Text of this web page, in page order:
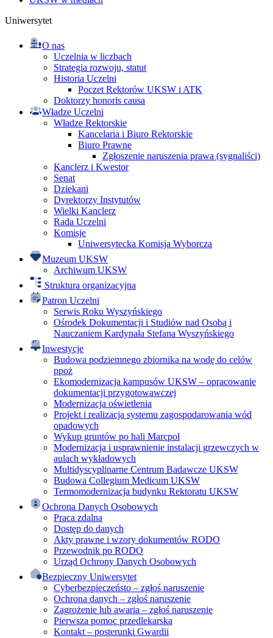
Uniwersytet
O nas
Uczelnia w liczbach
Strategia rozwoju, statut
Historia Uczelni
Poczet Rektorów UKSW i ATK
Doktorzy honoris causa
Władze Uczelni
Władze Rektorskie
Kancelaria i Biuro Rektorskie
Biuro Prawne
Zgłoszenie naruszenia prawa (sygnaliści)
Kanclerz i Kwestor
Senat
Dziekani
Dyrektorzy Instytutów
Wielki Kanclerz
Rada Uczelni
Komisje
Uniwersytecka Komisja Wyborcza
Muzeum UKSW
Archiwum UKSW
Struktura organizacyjna
Patron Uczelni
Serwis Roku Wyszyńskiego
Ośrodek Dokumentacji i Studiów nad Osobą i
Nauczaniem Kardynała Stefana Wyszyńskiego
Inwestycje
Budowa podziemnego zbiornika na wodę do celów
ppoż
Ekomodernizacja kampusów UKSW – opracowanie
dokumentacji przygotowawczej
Modernizacja oświetlenia
Projekt i realizacja systemu zagospodarowania wód
opadowych
Wykup gruntów po hali Marcpol
Modernizacja i usprawnienie instalacji grzewczych w
aulach wykładowych
Multidyscyplinarne Centrum Badawcze UKSW
Budowa Collegium Medicum UKSW
Termomodernizacja budynku Rektoratu UKSW
Ochrona Danych Osobowych
Praca zdalna
Dostęp do danych
Akty prawne i wzory dokumentów RODO
Przewodnik po RODO
Urząd Ochrony Danych Osobowych
Bezpieczny Uniwersytet
Cyberbezpieczeństo – zgłoś naruszenie
Ochrona danych – zgłoś naruszenie
Zagrożenie lub awaria – zgłoś naruszenie
Pierwsza pomoc przedlekarska
Kontakt – posterunki Gwardii